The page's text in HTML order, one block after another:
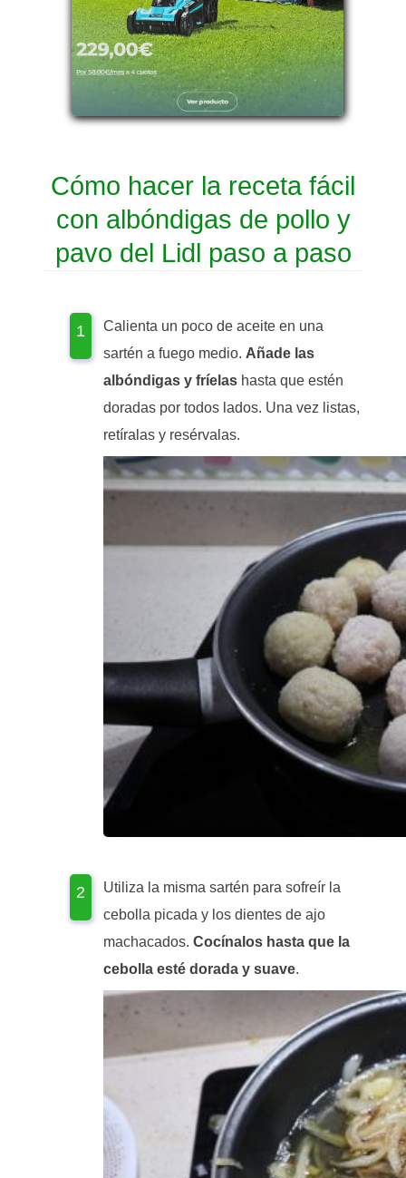
Cómo hacer la receta fácil
con albóndigas de pollo y
pavo del Lidl paso a paso
Calienta un poco de aceite en una
sartén a fuego medio. Añade las
albóndigas y fríelas hasta que estén
doradas por todos lados. Una vez listas,
retíralas y resérvalas.
Utiliza la misma sartén para sofreír la
cebolla picada y los dientes de ajo
machacados. Cocínalos hasta que la
cebolla esté dorada y suave.